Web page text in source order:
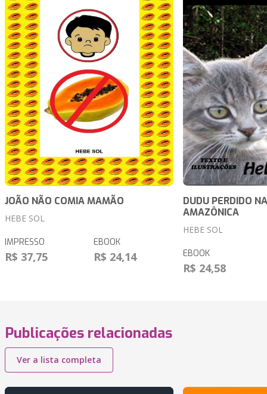
JOÃO NÃO COMIA MAMÃO
HEBE SOL
IMPRESSO
R$ 37,75
EBOOK
R$ 24,14
DUDU PERDIDO
AMAZÔNICA
HEBE SOL
EBOOK
R$ 24,58
Publicações relacionadas
Ver a lista completa